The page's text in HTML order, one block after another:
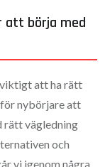
att börja med
att ha rätt
nybörjare att
rätt vägledning
och
vi igenom några